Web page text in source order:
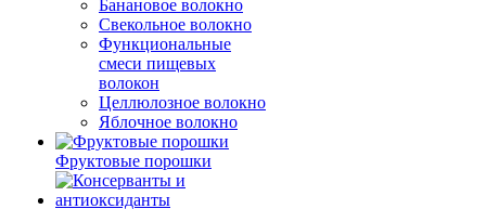
Банановое волокно
Свекольное волокно
Функциональные
смеси пищевых
волокон
Целлюлозное волокно
Яблочное волокно
Фруктовые порошки